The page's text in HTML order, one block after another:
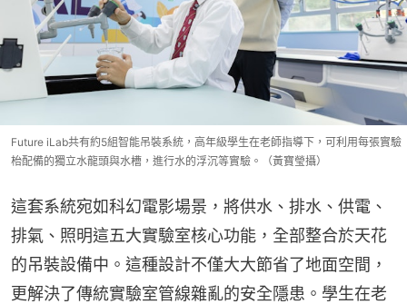
Future iLab共有約5組智能吊裝系統，高年級學生在老師指導下，可利用每張實驗
枱配備的獨立水龍頭與水槽，進行水的浮沉等實驗。（黃寶瑩攝）
這套系統宛如科幻電影場景，將供水、排水、供電、
排氣、照明這五大實驗室核心功能，全部整合於天花
的吊裝設備中。這種設計不僅大大節省了地面空間，
更解決了傳統實驗室管線雜亂的安全隱患。學生在老